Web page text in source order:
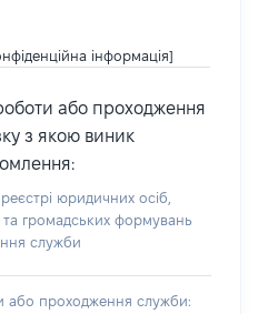
інформація]
або проходження
з якою виник
юридичних осіб,
та громадських формувань
служби
або проходження служби: